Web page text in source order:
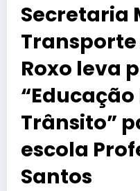
Secretaria
Roxo leva
“Educação
Trânsito”
escola
Santos